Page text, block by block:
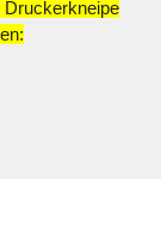
Druckerkneipe